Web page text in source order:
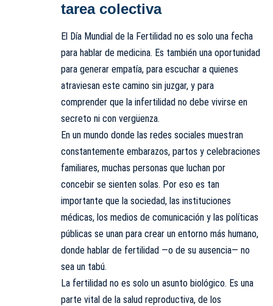
tarea colectiva
El Día Mundial de la Fertilidad no es solo una fecha
para hablar de medicina. Es también una oportunidad
para generar empatía, para escuchar a quienes
atraviesan este camino sin juzgar, y para
comprender que la infertilidad no debe vivirse en
secreto ni con vergüenza.
En un mundo donde las redes sociales muestran
constantemente embarazos, partos y celebraciones
familiares, muchas personas que luchan por
concebir se sienten solas. Por eso es tan
importante que la sociedad, las instituciones
médicas, los medios de comunicación y las políticas
públicas se unan para crear un entorno más humano,
donde hablar de fertilidad —o de su ausencia— no
sea un tabú.
La fertilidad no es solo un asunto biológico. Es una
parte vital de la salud reproductiva, de los